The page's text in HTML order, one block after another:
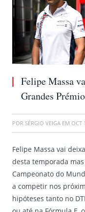
Felipe Massa
Grandes
POR SÉRGIO VEIGA EM OCT
Felipe Massa vai
desta temporada
Campeonato do
a competir nos
hipóteses tanto no